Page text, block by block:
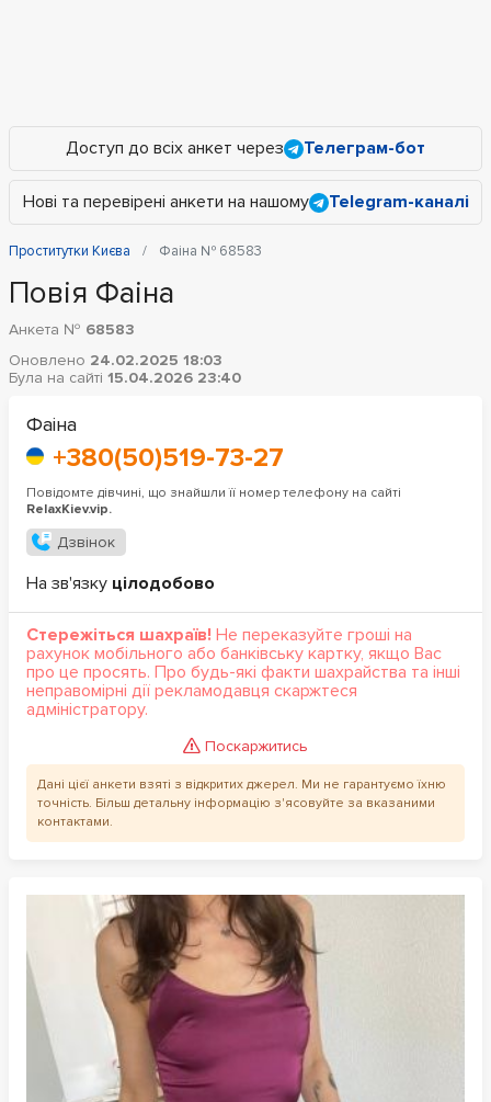
Доступ до всіх анкет через Телеграм-бот
Нові та перевірені анкети на нашому Telegram-каналі
Проститутки Києва Фаіна № 68583
Повія Фаіна
Анкета № 68583
Оновлено 24.02.2025 18:03
Була на сайті 15.04.2026 23:40
Фаіна
+380(50)519-73-27
Повідомте дівчині, що знайшли її номер телефону на сайті
RelaxKiev.vip.
Дзвінок
На зв'язку цілодобово
Стережіться шахраїв! Не переказуйте гроші на
рахунок мобільного або банківську картку, якщо Вас
про це просять. Про будь-які факти шахрайства та інші
неправомірні дії рекламодавця скаржтеся
адміністратору.
Поскаржитись
Дані цієї анкети взяті з відкритих джерел. Ми не гарантуємо їхню
точність. Більш детальну інформацію з'ясовуйте за вказаними
контактами.